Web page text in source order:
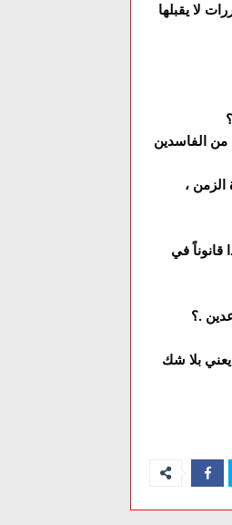
لا يقبلها
من الفاسدين
،
قانوناً في
.؟
بلا شك